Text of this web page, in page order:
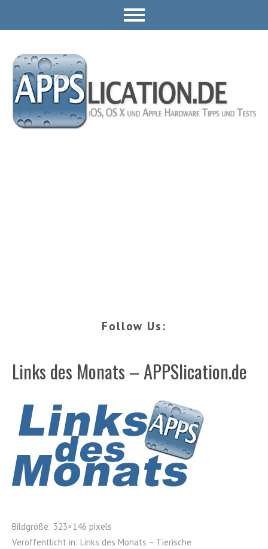
Follow Us:
Links des Monats – APPSlication.de
Bildgröße: 323×146 pixels
Veröffentlicht in: Links des Monats – Tierische